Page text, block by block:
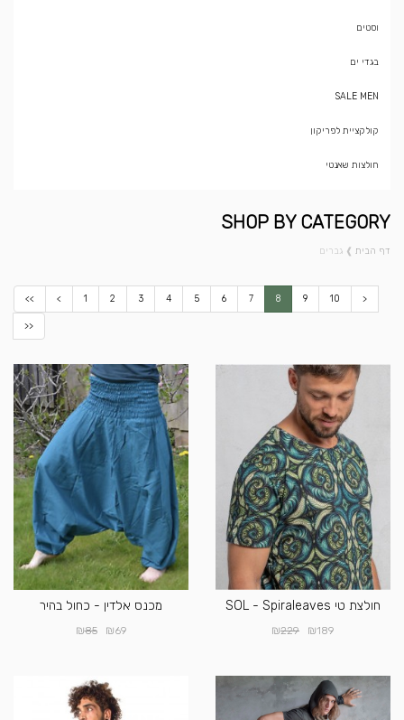
וסטים
בגדי ים
SALE MEN
קולקציית לפריקון
חולצות שאנטי
SHOP BY CATEGORY
דף הבית ❱ גברים
<< < 1 2 3 4 5 6 7 8 9 10 >
>>
חולצת טי SOL - Spiraleaves
₪189
₪229
מכנס אלדין - כחול בהיר
₪69
₪85